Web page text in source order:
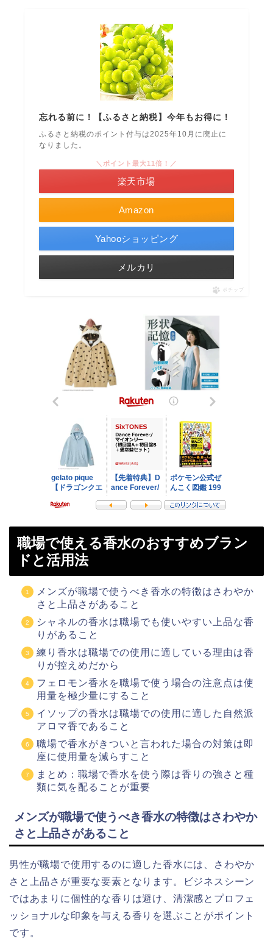
忘れる前に！【ふるさと納税】今年もお得に！
ふるさと納税のポイント付与は2025年10月に廃止に
なりました。
Amazon
＼ポイント最大11倍！／
楽天市場
Yahooショッピング
メルカリ
ポチップ
職場で使える香水のおすすめブラン
ドと活用法
メンズが職場で使うべき香水の特徴はさわやか
さと上品さがあること
シャネルの香水は職場でも使いやすい上品な香
りがあること
練り香水は職場での使用に適している理由は香
りが控えめだから
フェロモン香水を職場で使う場合の注意点は使
用量を極少量にすること
イソップの香水は職場での使用に適した自然派
アロマ香であること
職場で香水がきついと言われた場合の対策は即
座に使用量を減らすこと
まとめ：職場で香水を使う際は香りの強さと種
類に気を配ることが重要
メンズが職場で使うべき香水の特徴はさわやか
さと上品さがあること
男性が職場で使用するのに適した香水には、さわやか
さと上品さが重要な要素となります。ビジネスシーン
ではあまりに個性的な香りは避け、清潔感とプロフェ
ッショナルな印象を与える香りを選ぶことがポイント
です。